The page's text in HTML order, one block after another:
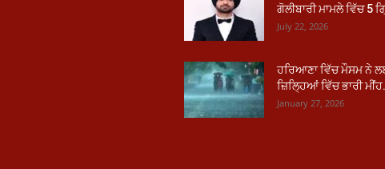
ਗੋਲੀਬਾਰੀ ਮਾਮਲੇ ਵਿੱਚ 5
July 22, 2026
ਹਰਿਆਣਾ ਵਿੱਚ ਮੌਸਮ ਨੇ
ਜ਼ਿਲ੍ਹਿਆਂ ਵਿੱਚ ਭਾਰੀ
January 27, 2026